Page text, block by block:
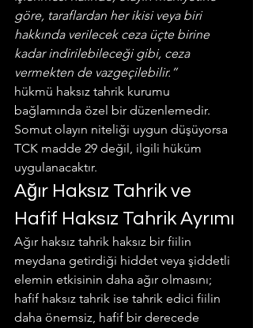
göre, taraflardan her ikisi veya biri
hakkında verilecek ceza üçte birine
kadar indirilebileceği gibi, ceza
vermekten de vazgeçilebilir.”
hükmü haksız tahrik kurumu
bağlamında özel bir düzenlemedir.
Somut olayın niteliği uygun düşüyorsa
TCK madde 29 değil, ilgili hüküm
uygulanacaktır.
Ağır Haksız Tahrik ve
Hafif Haksız Tahrik Ayrımı
Ağır haksız tahrik haksız bir fiilin
meydana getirdiği hiddet veya şiddetli
elemin etkisinin daha ağır olmasını;
hafif haksız tahrik ise tahrik edici fiilin
daha önemsiz, hafif bir derecede